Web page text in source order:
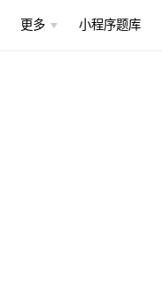
更多 小程序题库